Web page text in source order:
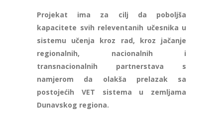
Projekat ima za cilj da poboljša
kapacitete svih releventanih učesnika u
sistemu učenja kroz rad, kroz jačanje
regionalnih, nacionalnih i
transnacionalnih partnerstava s
namjerom da olakša prelazak sa
postojećih VET sistema u zemljama
Dunavskog regiona.